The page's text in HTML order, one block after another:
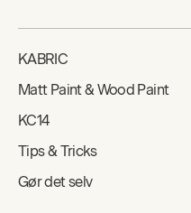
KABRIC
Matt Paint & Wood Paint
KC14
Tips & Tricks
Gør det selv